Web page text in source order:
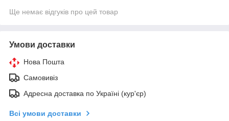
Ще немає відгуків про цей товар
Умови доставки
Нова Пошта
Самовивіз
Адресна доставка по Україні (кур'єр)
Всі умови доставки